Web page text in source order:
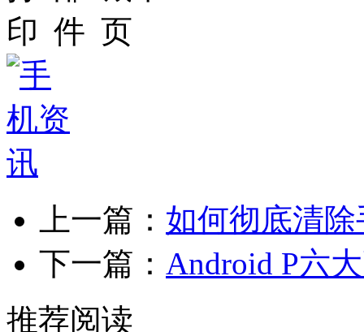
上一篇： 如何彻底清
下一篇： Android P六
推荐阅读